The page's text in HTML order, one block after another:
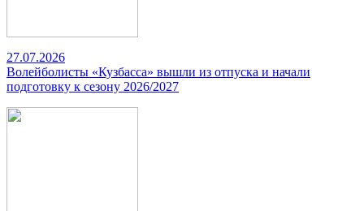
27.07.2026
Волейболисты «Кузбасса» вышли из отпуска и начали
подготовку к сезону 2026/2027